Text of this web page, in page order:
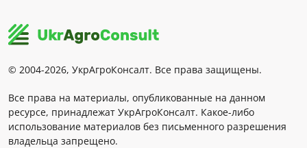
© 2004-2026, УкрАгроКонсалт. Все права защищены.
Все права на материалы, опубликованные на данном
ресурсе, принадлежат УкрАгроКонсалт. Какое-либо
использование материалов без письменного разрешения
владельца запрещено.